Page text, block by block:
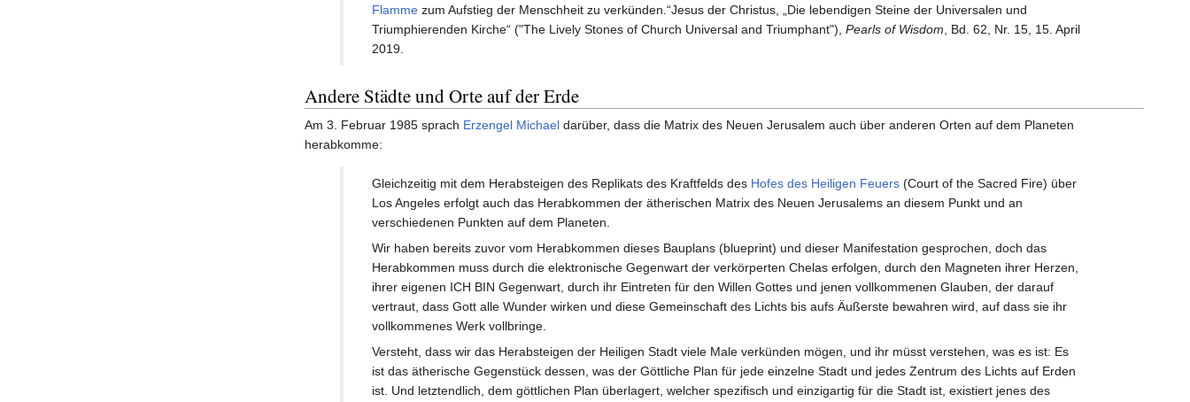
Flamme zum Aufstieg der Menschheit zu verkünden.“Jesus der Christus, „Die lebendigen Steine der Universalen und
Triumphierenden Kirche“ ("The Lively Stones of Church Universal and Triumphant"), Pearls of Wisdom, Bd. 62, Nr. 15, 15. April
2019.
Andere Städte und Orte auf der Erde
Am 3. Februar 1985 sprach Erzengel Michael darüber, dass die Matrix des Neuen Jerusalem auch über anderen Orten auf dem Planeten
herabkomme:
Gleichzeitig mit dem Herabsteigen des Replikats des Kraftfelds des Hofes des Heiligen Feuers (Court of the Sacred Fire) über
Los Angeles erfolgt auch das Herabkommen der ätherischen Matrix des Neuen Jerusalems an diesem Punkt und an
verschiedenen Punkten auf dem Planeten.
Wir haben bereits zuvor vom Herabkommen dieses Bauplans (blueprint) und dieser Manifestation gesprochen, doch das
Herabkommen muss durch die elektronische Gegenwart der verkörperten Chelas erfolgen, durch den Magneten ihrer Herzen,
ihrer eigenen ICH BIN Gegenwart, durch ihr Eintreten für den Willen Gottes und jenen vollkommenen Glauben, der darauf
vertraut, dass Gott alle Wunder wirken und diese Gemeinschaft des Lichts bis aufs Äußerste bewahren wird, auf dass sie ihr
vollkommenes Werk vollbringe.
Versteht, dass wir das Herabsteigen der Heiligen Stadt viele Male verkünden mögen, und ihr müsst verstehen, was es ist: Es
ist das ätherische Gegenstück dessen, was der Göttliche Plan für jede einzelne Stadt und jedes Zentrum des Lichts auf Erden
ist. Und letztendlich, dem göttlichen Plan überlagert, welcher spezifisch und einzigartig für die Stadt ist, existiert jenes des